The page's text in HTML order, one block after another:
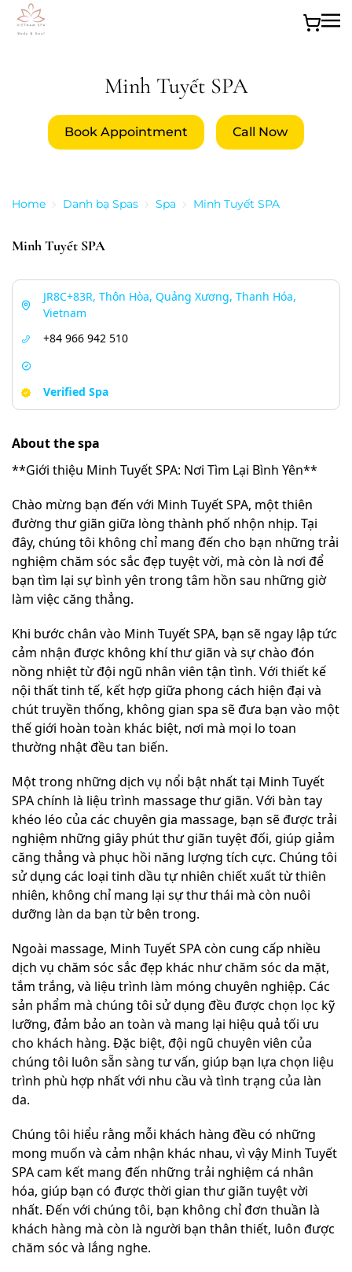
Minh Tuyết SPA
Book Appointment Call Now
Home Danh bạ Spas Spa Minh Tuyết SPA
Minh Tuyết SPA
JR8C+83R, Thôn Hòa, Quảng Xương, Thanh Hóa,
Vietnam
+84 966 942 510
Verified Spa
About the spa
**Giới thiệu Minh Tuyết SPA: Nơi Tìm Lại Bình Yên**
Chào mừng bạn đến với Minh Tuyết SPA, một thiên
đường thư giãn giữa lòng thành phố nhộn nhịp. Tại
đây, chúng tôi không chỉ mang đến cho bạn những trải
nghiệm chăm sóc sắc đẹp tuyệt vời, mà còn là nơi để
bạn tìm lại sự bình yên trong tâm hồn sau những giờ
làm việc căng thẳng.
Khi bước chân vào Minh Tuyết SPA, bạn sẽ ngay lập tức
cảm nhận được không khí thư giãn và sự chào đón
nồng nhiệt từ đội ngũ nhân viên tận tình. Với thiết kế
nội thất tinh tế, kết hợp giữa phong cách hiện đại và
chút truyền thống, không gian spa sẽ đưa bạn vào một
thế giới hoàn toàn khác biệt, nơi mà mọi lo toan
thường nhật đều tan biến.
Một trong những dịch vụ nổi bật nhất tại Minh Tuyết
SPA chính là liệu trình massage thư giãn. Với bàn tay
khéo léo của các chuyên gia massage, bạn sẽ được trải
nghiệm những giây phút thư giãn tuyệt đối, giúp giảm
căng thẳng và phục hồi năng lượng tích cực. Chúng tôi
sử dụng các loại tinh dầu tự nhiên chiết xuất từ thiên
nhiên, không chỉ mang lại sự thư thái mà còn nuôi
dưỡng làn da bạn từ bên trong.
Ngoài massage, Minh Tuyết SPA còn cung cấp nhiều
dịch vụ chăm sóc sắc đẹp khác như chăm sóc da mặt,
tắm trắng, và liệu trình làm móng chuyên nghiệp. Các
sản phẩm mà chúng tôi sử dụng đều được chọn lọc kỹ
lưỡng, đảm bảo an toàn và mang lại hiệu quả tối ưu
cho khách hàng. Đặc biệt, đội ngũ chuyên viên của
chúng tôi luôn sẵn sàng tư vấn, giúp bạn lựa chọn liệu
trình phù hợp nhất với nhu cầu và tình trạng của làn
da.
Chúng tôi hiểu rằng mỗi khách hàng đều có những
mong muốn và cảm nhận khác nhau, vì vậy Minh Tuyết
SPA cam kết mang đến những trải nghiệm cá nhân
hóa, giúp bạn có được thời gian thư giãn tuyệt vời
nhất. Đến với chúng tôi, bạn không chỉ đơn thuần là
khách hàng mà còn là người bạn thân thiết, luôn được
chăm sóc và lắng nghe.